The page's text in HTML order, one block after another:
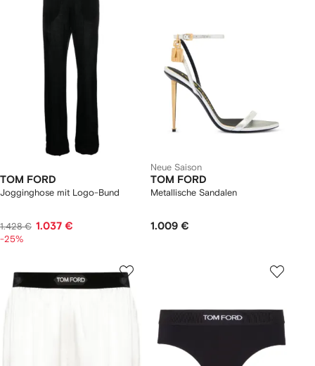
TOM FORD
Jogginghose mit Logo-Bund
1.428 € 1.037 €
-25%
Neue Saison
TOM FORD
Metallische Sandalen
1.009 €